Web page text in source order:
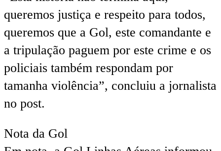
queremos justiça e respeito para todos,
queremos que a Gol, este comandante e
a tripulação paguem por este crime e os
policiais também respondam por
tamanha violência”, concluiu a jornalista
no post.
Nota da Gol